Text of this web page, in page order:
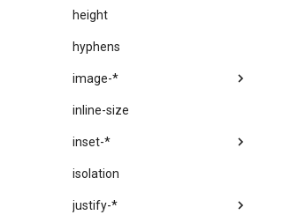
height
hyphens
image-*
inline-size
inset-*
isolation
justify-*